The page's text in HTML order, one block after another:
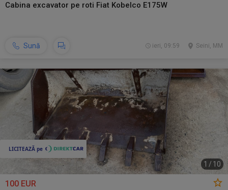
Cabina excavator pe roti Fiat Kobelco E175W
Sună Seini, MM
ieri, 09:59
1 / 10
100 EUR